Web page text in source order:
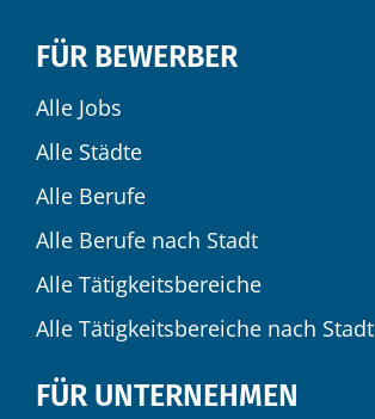
FÜR BEWERBER
Alle Jobs
Alle Städte
Alle Berufe
Alle Berufe nach Stadt
Alle Tätigkeitsbereiche
Alle Tätigkeitsbereiche nach Stadt
FÜR UNTERNEHMEN